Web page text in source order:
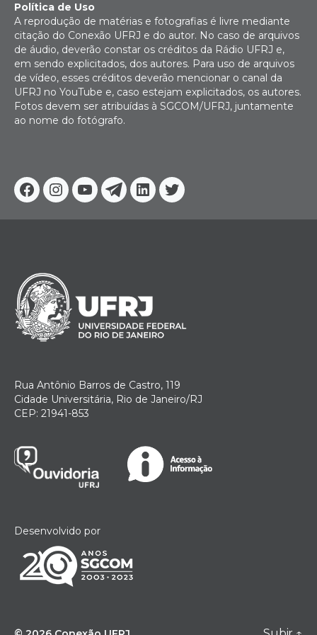
Facebook
Instagram
YoutubeTelegram
Linkedin
Twitter
Política de Uso
A reprodução de matérias e fotografias é livre mediante
citação do Conexão UFRJ e do autor. No caso de arquivos
de áudio, deverão constar os créditos da Rádio UFRJ e,
em sendo explicitados, dos autores. Para uso de arquivos
de vídeo, esses créditos deverão mencionar o canal da
UFRJ no YouTube e, caso estejam explicitados, os autores.
Fotos devem ser atribuídas à SGCOM/UFRJ, juntamente
ao nome do fotógrafo.
Rua Antônio Barros de Castro, 119
Cidade Universitária, Rio de Janeiro/RJ
CEP: 21941-853
Desenvolvido por